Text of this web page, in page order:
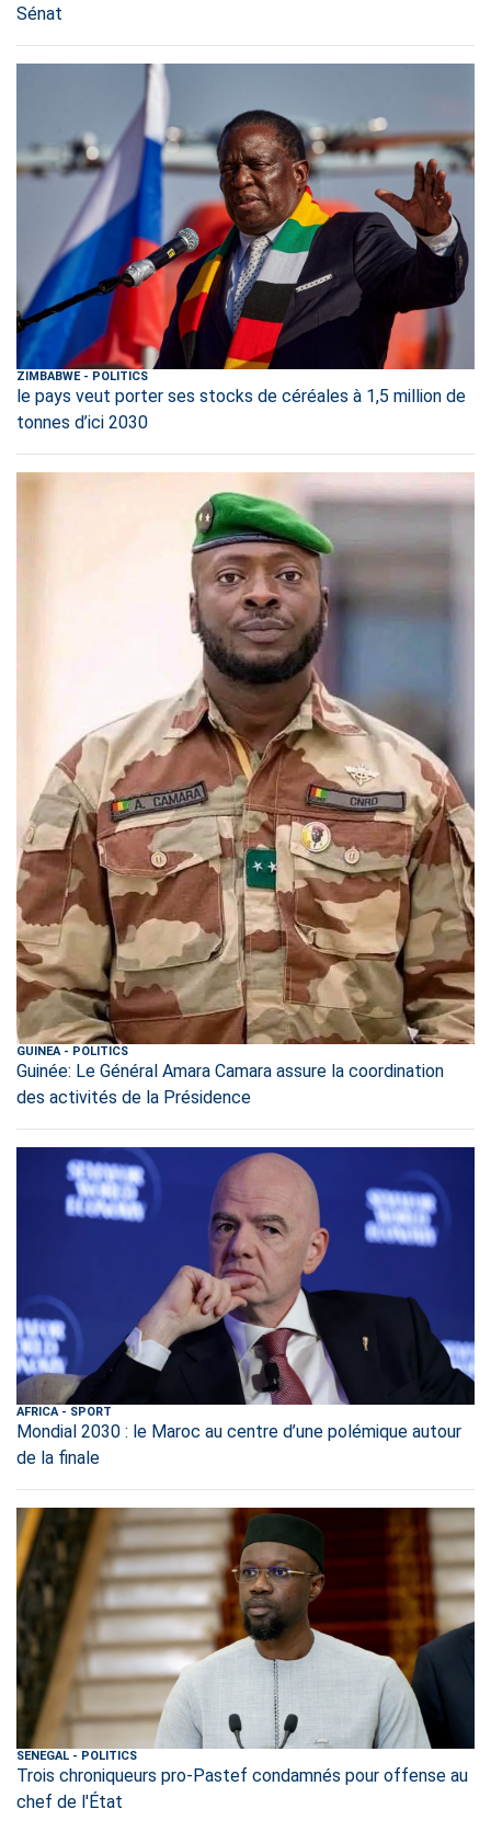
Sénat
ZIMBABWE- POLITICS
le pays veut porter ses stocks de céréales à 1,5 million de
tonnes d’ici 2030
GUINEA- POLITICS
Guinée: Le Général Amara Camara assure la coordination
des activités de la Présidence
AFRICA- SPORT
Mondial 2030 : le Maroc au centre d’une polémique autour
de la finale
SENEGAL - POLITICS
Trois chroniqueurs pro-Pastef condamnés pour offense au
chef de l'État